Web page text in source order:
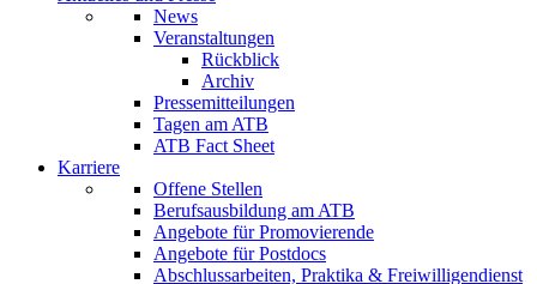
News
Veranstaltungen
Rückblick
Archiv
Pressemitteilungen
Tagen am ATB
ATB Fact Sheet
Karriere
Offene Stellen
Berufsausbildung am ATB
Angebote für Promovierende
Angebote für Postdocs
Abschlussarbeiten, Praktika & Freiwilligendienst